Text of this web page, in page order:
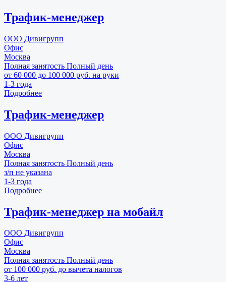
Трафик-менеджер
ООО Дивигрупп
Офис
Москва
Полная занятость Полный день
от 60 000 до 100 000 руб. на руки
1-3 года
Подробнее
Трафик-менеджер
ООО Дивигрупп
Офис
Москва
Полная занятость Полный день
з/п не указана
1-3 года
Подробнее
Трафик-менеджер на мобайл
ООО Дивигрупп
Офис
Москва
Полная занятость Полный день
от 100 000 руб. до вычета налогов
3-6 лет